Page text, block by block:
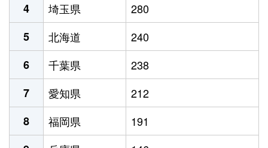
4
埼玉県
280
5
北海道
240
6
千葉県
238
7
愛知県
212
8
福岡県
191